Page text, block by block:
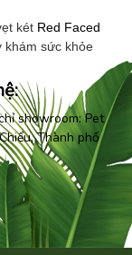
két Red Faced
khám sức khỏe
showroom:Pet
Thành phố